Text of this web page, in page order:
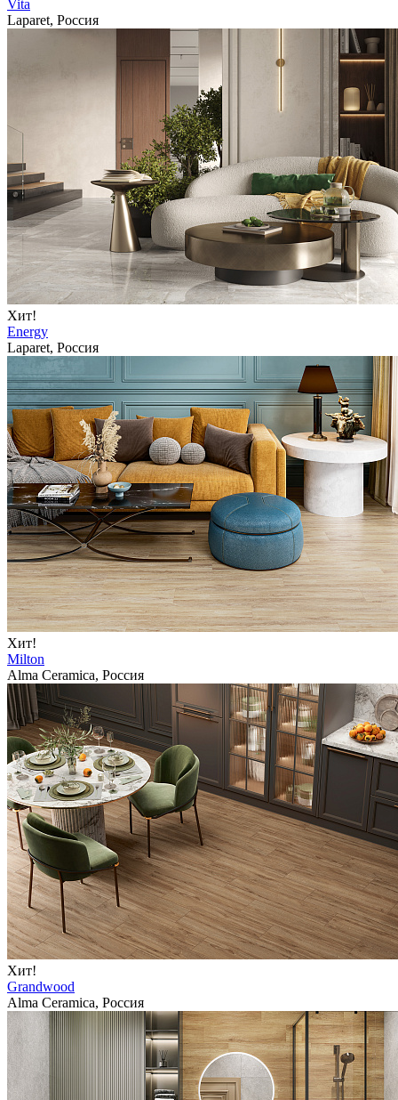
Vita
Laparet, Россия
Хит!
Energy
Laparet, Россия
Хит!
Milton
Alma Ceramica, Россия
Хит!
Grandwood
Alma Ceramica, Россия